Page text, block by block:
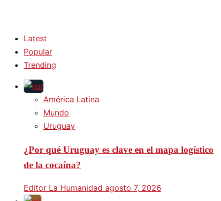
Latest
Popular
Trending
América Latina
Mundo
Uruguay
¿Por qué Uruguay es clave en el mapa logístico
de la cocaína?
Editor La Humanidad agosto 7, 2026